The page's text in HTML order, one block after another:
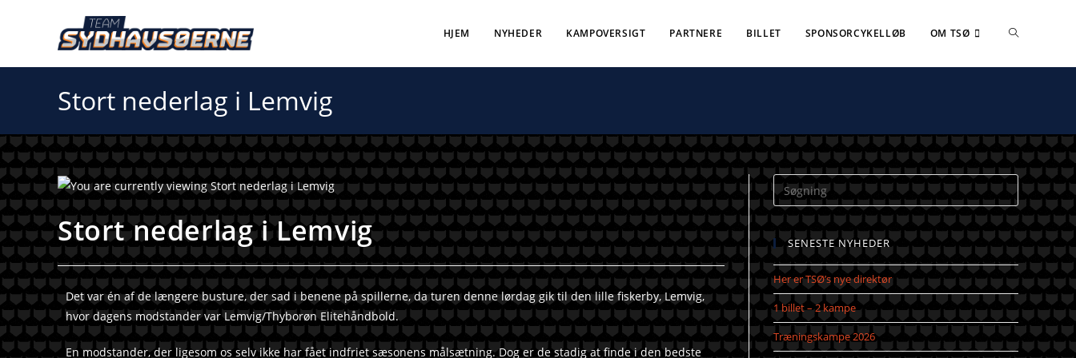
HJEM NYHEDER KAMPOVERSIGT PARTNERE BILLET SPONSORCYKELLØB OM TSØ
Stort nederlag i Lemvig
Stort nederlag i Lemvig
Det var én af de længere busture, der sad i benene på spillerne, da turen denne lørdag gik til den lille fiskerby, Lemvig,
hvor dagens modstander var Lemvig/Thyborøn Elitehåndbold.
En modstander, der ligesom os selv ikke har fået indfriet sæsonens målsætning. Dog er de stadig at finde i den bedste
SENESTE NYHEDER
Her er TSØ’s nye direktør
1 billet – 2 kampe
Træningskampe 2026